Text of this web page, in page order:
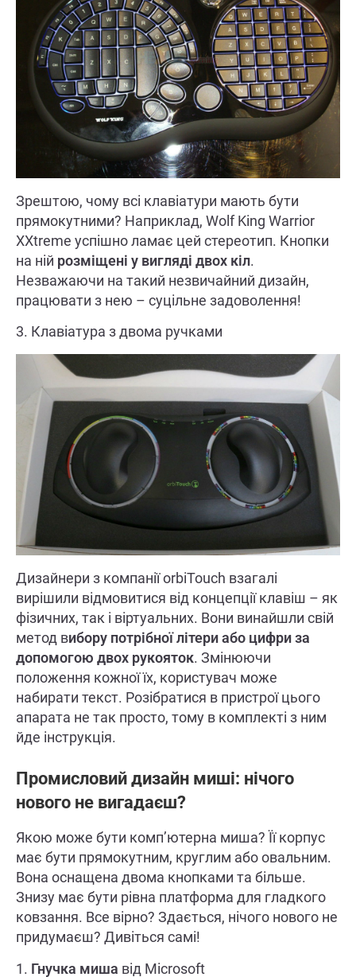
Зрештою, чому всі клавіатури мають бути
прямокутними? Наприклад, Wolf King Warrior
XXtreme успішно ламає цей стереотип. Кнопки
на ній розміщені у вигляді двох кіл.
Незважаючи на такий незвичайний дизайн,
працювати з нею – суцільне задоволення!
3. Клавіатура з двома ручками
Дизайнери з компанії orbiTouch взагалі
вирішили відмовитися від концепції клавіш – як
фізичних, так і віртуальних. Вони винайшли свій
метод вибору потрібної літери або цифри за
допомогою двох рукояток. Змінюючи
положення кожної їх, користувач може
набирати текст. Розібратися в пристрої цього
апарата не так просто, тому в комплекті з ним
йде інструкція.
Промисловий дизайн миші: нічого
нового не вигадаєш?
Якою може бути комп’ютерна миша? Її корпус
має бути прямокутним, круглим або овальним.
Вона оснащена двома кнопками та більше.
Знизу має бути рівна платформа для гладкого
ковзання. Все вірно? Здається, нічого нового не
придумаєш? Дивіться самі!
1. Гнучка миша від Microsoft